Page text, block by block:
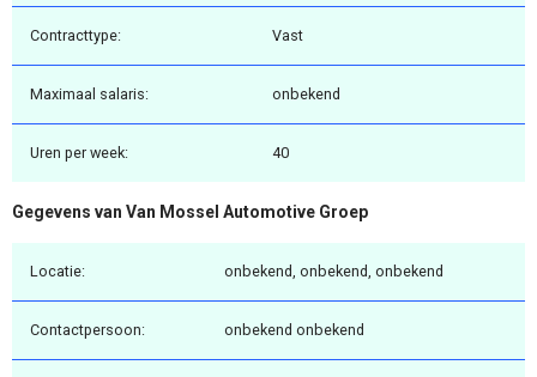
Contracttype: Vast
Maximaal salaris: onbekend
Uren per week: 40
Gegevens van Van Mossel Automotive Groep
Locatie: onbekend, onbekend, onbekend
Contactpersoon: onbekend onbekend